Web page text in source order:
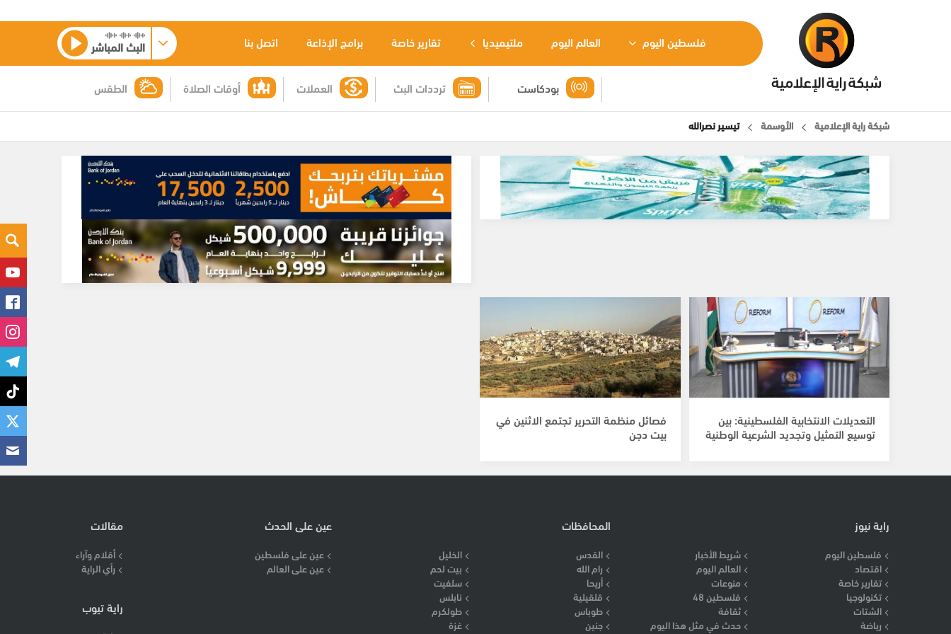
فلسطين اليوم العالم اليوم ملتيميديا تقارير خاصة برامج الإذاعة اتصل بنا البث المباشر
الطقس أوقات الصلاة العملات ترددات البث بودكاست
شبكة راية الإعلامية الأوسمة تيسير نصرالله
التعديلات الانتخابية الفلسطينية: بين
توسيع التمثيل وتجديد الشرعية الوطنية
فصائل منظمة التحرير تجتمع الاثنين في
بيت دجن
راية نيوز
فلسطين اليوم
شريط الأخبار
اقتصاد
العالم اليوم
تقارير خاصة
منوعات
تكنولوجيا
فلسطين 48
الشتات
ثقافة
رياضة
حدث في مثل هذا اليوم
المحافظات
القدس
الخليل
رام الله
بيت لحم
أريحا
سلفيت
قلقيلية
نابلس
طوباس
طولكرم
جنين
غزة
عين على الحدث
عين على فلسطين
عين على العالم
مقالات
أقلام وآراء
رأي الراية
راية تيوب